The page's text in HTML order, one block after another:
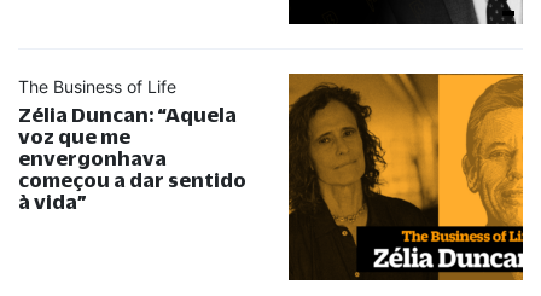
The Business of Life
Zélia Duncan: “Aquela
voz que me
envergonhava
começou a dar sentido
à vida”